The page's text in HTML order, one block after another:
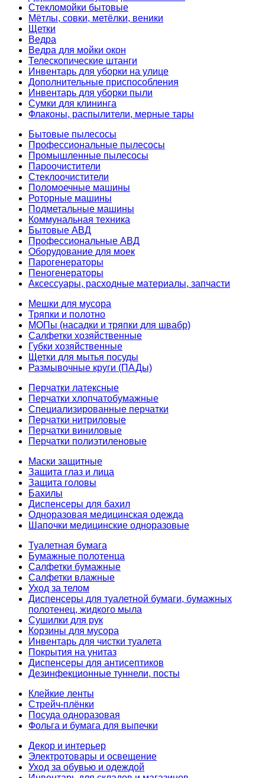
Стекломойки бытовые
Мётлы, совки, метёлки, веники
Щетки
Ведра
Ведра для мойки окон
Телескопические штанги
Инвентарь для уборки на улице
Дополнительные приспособления
Инвентарь для уборки пыли
Сумки для клининга
Флаконы, распылители, мерные тары
Бытовые пылесосы
Профессиональные пылесосы
Промышленные пылесосы
Пароочистители
Стеклоочистители
Поломоечные машины
Роторные машины
Подметальные машины
Коммунальная техника
Бытовые АВД
Профессиональные АВД
Оборудование для моек
Парогенераторы
Пеногенераторы
Аксессуары, расходные материалы, запчасти
Мешки для мусора
Тряпки и полотно
МОПы (насадки и тряпки для швабр)
Салфетки хозяйственные
Губки хозяйственные
Щетки для мытья посуды
Размывочные круги (ПАДы)
Перчатки латексные
Перчатки хлопчатобумажные
Специализированные перчатки
Перчатки нитриловые
Перчатки виниловые
Перчатки полиэтиленовые
Маски защитные
Защита глаз и лица
Защита головы
Бахилы
Диспенсеры для бахил
Одноразовая медицинская одежда
Шапочки медицинские одноразовые
Туалетная бумага
Бумажные полотенца
Салфетки бумажные
Салфетки влажные
Уход за телом
Диспенсеры для туалетной бумаги, бумажных
полотенец, жидкого мыла
Сушилки для рук
Корзины для мусора
Инвентарь для чистки туалета
Покрытия на унитаз
Диспенсеры для антисептиков
Дезинфекционные туннели, посты
Клейкие ленты
Стрейч-плёнки
Посуда одноразовая
Фольга и бумага для выпечки
Декор и интерьер
Электротовары и освещение
Уход за обувью и одеждой